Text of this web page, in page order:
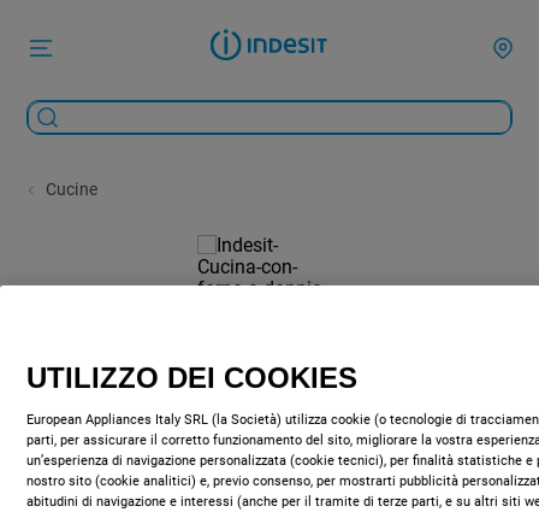
Cucine
UTILIZZO DEI COOKIES
European Appliances Italy SRL (la Società) utilizza cookie (o tecnologie di
parti, per assicurare il corretto funzionamento del sito, migliorare la vostra
un’esperienza di navigazione personalizzata (cookie tecnici), per finalità statistiche e
nostro sito (cookie analitici) e, previo consenso, per mostrarti pubblicità
abitudini di navigazione e interessi (anche per il tramite di terze parti, e su altri siti